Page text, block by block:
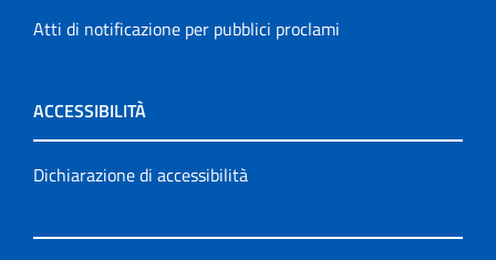
Atti di notificazione per pubblici proclami
ACCESSIBILITÀ
Dichiarazione di accessibilità